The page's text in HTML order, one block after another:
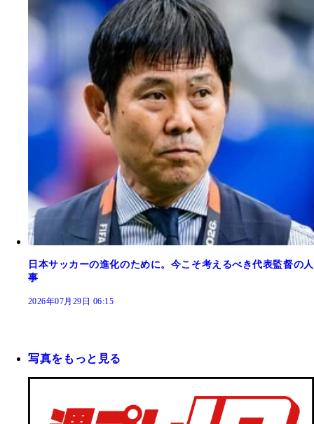
日本サッカーの進化のために。今こそ考えるべき代表監督の人
事
2026年07月29日 06:15
写真をもっと見る